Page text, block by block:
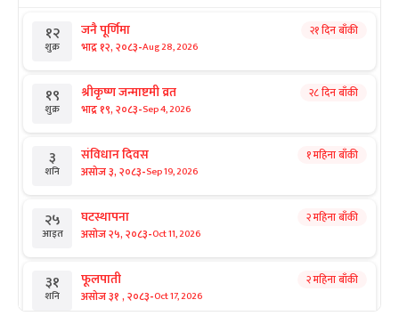
१२
शुक्र
जनै पूर्णिमा
भाद्र १२, २०८३-Aug 28, 2026
२१ दिन बाँकी
१९
शुक्र
श्रीकृष्ण जन्माष्टमी व्रत
भाद्र १९, २०८३-Sep 4, 2026
२८ दिन बाँकी
३
शनि
संविधान दिवस
असोज ३, २०८३-Sep 19, 2026
१ महिना बाँकी
२५
आइत
घटस्थापना
असोज २५, २०८३-Oct 11, 2026
२ महिना बाँकी
३१
शनि
फूलपाती
असोज ३१ , २०८३-Oct 17, 2026
२ महिना बाँकी